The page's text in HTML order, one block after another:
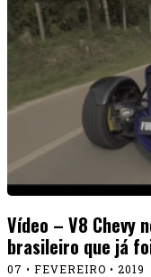
Vídeo – V8 Chevy
brasileiro que já
07 • FEVEREIRO • 2019